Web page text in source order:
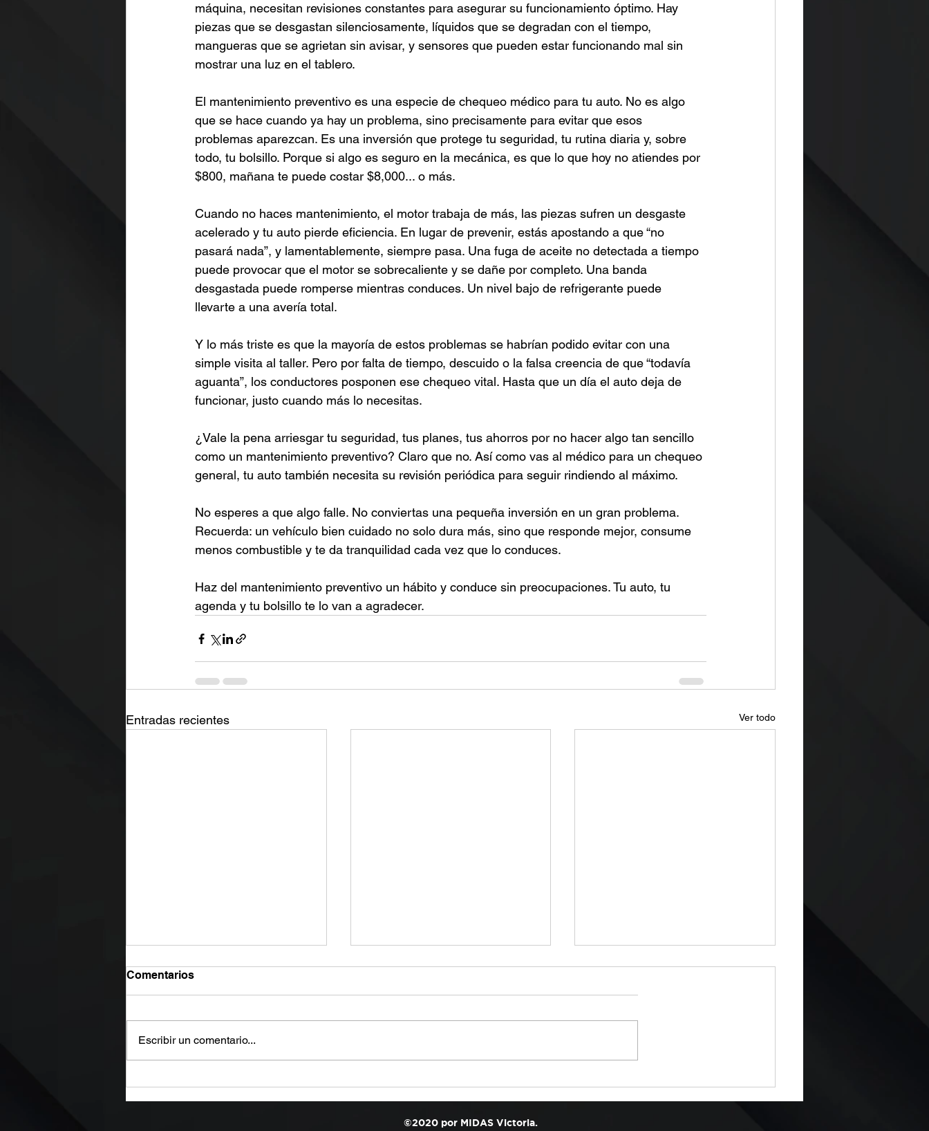
máquina, necesitan revisiones constantes para asegurar su funcionamiento óptimo. Hay
piezas que se desgastan silenciosamente, líquidos que se degradan con el tiempo,
mangueras que se agrietan sin avisar, y sensores que pueden estar funcionando mal sin
mostrar una luz en el tablero.
El mantenimiento preventivo es una especie de chequeo médico para tu auto. No es algo
que se hace cuando ya hay un problema, sino precisamente para evitar que esos
problemas aparezcan. Es una inversión que protege tu seguridad, tu rutina diaria y, sobre
todo, tu bolsillo. Porque si algo es seguro en la mecánica, es que lo que hoy no atiendes por
$800, mañana te puede costar $8,000... o más.
Cuando no haces mantenimiento, el motor trabaja de más, las piezas sufren un desgaste
acelerado y tu auto pierde eficiencia. En lugar de prevenir, estás apostando a que “no
pasará nada”, y lamentablemente, siempre pasa. Una fuga de aceite no detectada a tiempo
puede provocar que el motor se sobrecaliente y se dañe por completo. Una banda
desgastada puede romperse mientras conduces. Un nivel bajo de refrigerante puede
llevarte a una avería total.
Y lo más triste es que la mayoría de estos problemas se habrían podido evitar con una
simple visita al taller. Pero por falta de tiempo, descuido o la falsa creencia de que “todavía
aguanta”, los conductores posponen ese chequeo vital. Hasta que un día el auto deja de
funcionar, justo cuando más lo necesitas.
¿Vale la pena arriesgar tu seguridad, tus planes, tus ahorros por no hacer algo tan sencillo
como un mantenimiento preventivo? Claro que no. Así como vas al médico para un chequeo
general, tu auto también necesita su revisión periódica para seguir rindiendo al máximo.
No esperes a que algo falle. No conviertas una pequeña inversión en un gran problema.
Recuerda: un vehículo bien cuidado no solo dura más, sino que responde mejor, consume
menos combustible y te da tranquilidad cada vez que lo conduces.
Haz del mantenimiento preventivo un hábito y conduce sin preocupaciones. Tu auto, tu
agenda y tu bolsillo te lo van a agradecer.
Entradas recientes Ver todo
Menos lo Esperas!
Comentarios
Escribir un comentario...
©2020 por MIDAS Victoria.